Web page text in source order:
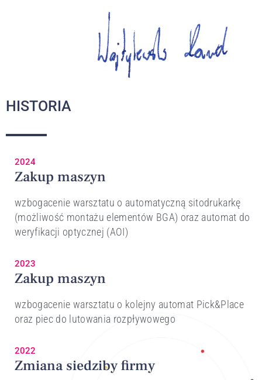
HISTORIA
2024
Zakup maszyn
wzbogacenie warsztatu o automatyczną sitodrukarkę
(możliwość montażu elementów BGA) oraz automat do
weryfikacji optycznej (AOI)
2023
Zakup maszyn
wzbogacenie warsztatu o kolejny automat Pick&Place
oraz piec do lutowania rozpływowego
2022
Zmiana siedziby firmy